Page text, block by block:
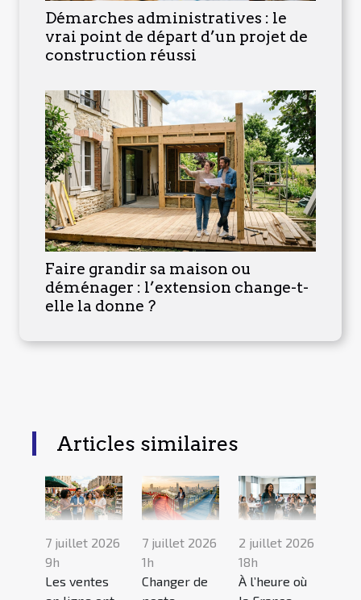
Démarches administratives : le
vrai point de départ d’un projet de
construction réussi
Faire grandir sa maison ou
déménager : l’extension change-t-
elle la donne ?
Articles similaires
7 juillet 2026
9h
Les ventes
7 juillet 2026
1h
Changer de
2 juillet 2026
18h
À l’heure où